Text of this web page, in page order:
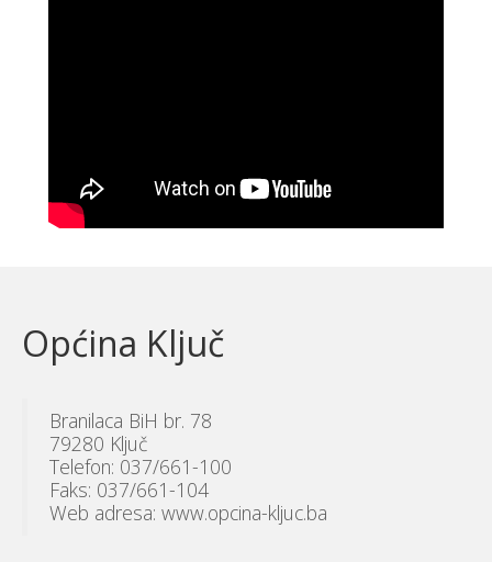
Općina Ključ
Branilaca BiH br. 78
79280 Ključ
Telefon: 037/661-100
Faks: 037/661-104
Web adresa: www.opcina-kljuc.ba